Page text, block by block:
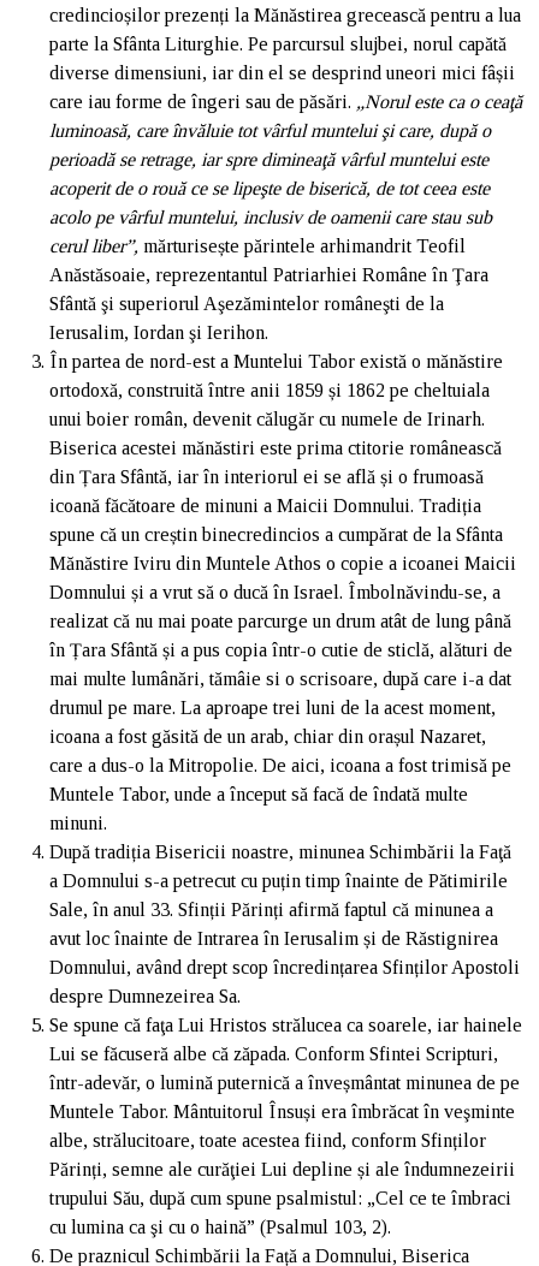
credincioșilor prezenți la Mănăstirea grecească pentru a lua
parte la Sfânta Liturghie. Pe parcursul slujbei, norul capătă
diverse dimensiuni, iar din el se desprind uneori mici fâșii
care iau forme de îngeri sau de păsări. „Norul este ca o ceaţă
luminoasă, care învăluie tot vârful muntelui şi care, după o
perioadă se retrage, iar spre dimineaţă vârful muntelui este
acoperit de o rouă ce se lipeşte de biserică, de tot ceea este
acolo pe vârful muntelui, inclusiv de oamenii care stau sub
cerul liber”, mărturisește părintele arhimandrit Teofil
Anăstăsoaie, reprezentantul Patriarhiei Române în Ţara
Sfântă şi superiorul Aşezămintelor româneşti de la
Ierusalim, Iordan şi Ierihon.
În partea de nord-est a Muntelui Tabor există o mănăstire
ortodoxă, construită între anii 1859 și 1862 pe cheltuiala
unui boier român, devenit călugăr cu numele de Irinarh.
Biserica acestei mănăstiri este prima ctitorie românească
din Țara Sfântă, iar în interiorul ei se află și o frumoasă
icoană făcătoare de minuni a Maicii Domnului. Tradiția
spune că un creștin binecredincios a cumpărat de la Sfânta
Mănăstire Iviru din Muntele Athos o copie a icoanei Maicii
Domnului și a vrut să o ducă în Israel. Îmbolnăvindu-se, a
realizat că nu mai poate parcurge un drum atât de lung până
în Țara Sfântă și a pus copia într-o cutie de sticlă, alături de
mai multe lumânări, tămâie si o scrisoare, după care i-a dat
drumul pe mare. La aproape trei luni de la acest moment,
icoana a fost găsită de un arab, chiar din orașul Nazaret,
care a dus-o la Mitropolie. De aici, icoana a fost trimisă pe
Muntele Tabor, unde a început să facă de îndată multe
minuni.
După tradiția Bisericii noastre, minunea Schimbării la Faţă
a Domnului s-a petrecut cu puțin timp înainte de Pătimirile
Sale, în anul 33. Sfinții Părinți afirmă faptul că minunea a
avut loc înainte de Intrarea în Ierusalim și de Răstignirea
Domnului, având drept scop încredințarea Sfinților Apostoli
despre Dumnezeirea Sa.
Se spune că faţa Lui Hristos strălucea ca soarele, iar hainele
Lui se făcuseră albe că zăpada. Conform Sfintei Scripturi,
într-adevăr, o lumină puternică a înveșmântat minunea de pe
Muntele Tabor. Mântuitorul Însuși era îmbrăcat în veşminte
albe, strălucitoare, toate acestea fiind, conform Sfinților
Părinți, semne ale curăţiei Lui depline și ale îndumnezeirii
trupului Său, după cum spune psalmistul: „Cel ce te îmbraci
cu lumina ca şi cu o haină” (Psalmul 103, 2).
De praznicul Schimbării la Față a Domnului, Biserica